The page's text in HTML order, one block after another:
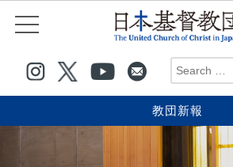
教団新報